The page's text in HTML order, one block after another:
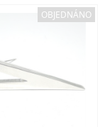
OBJEDNÁNO